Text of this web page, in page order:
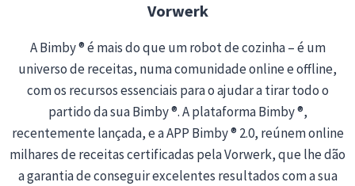
Vorwerk
A Bimby ® é mais do que um robot de cozinha – é um
universo de receitas, numa comunidade online e offline,
com os recursos essenciais para o ajudar a tirar todo o
partido da sua Bimby ®. A plataforma Bimby ®,
recentemente lançada, e a APP Bimby ® 2.0, reúnem online
milhares de receitas certificadas pela Vorwerk, que lhe dão
a garantia de conseguir excelentes resultados com a sua